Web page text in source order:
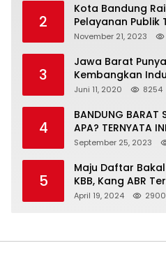
2
Kota Bandung
Pelayanan Publik
November 21, 2023
3
Jawa Barat
Kembangkan
Normal Baru
Juni 11, 2020 8254
4
BANDUNG BARAT
APA? TERNYATA
MAKNANYA
September 25, 2023
5
Maju Daftar
KBB, Kang ABR
Dengan Balon
April 19, 2024 2900